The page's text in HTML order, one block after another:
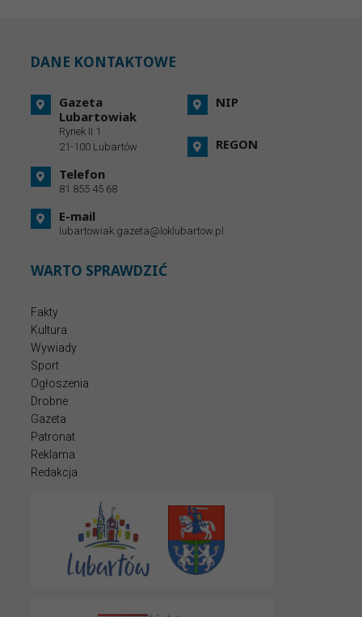
DANE KONTAKTOWE
Gazeta
Lubartowiak
Rynek II 1
21-100 Lubartów
Telefon
81 855 45 68
E-mail
lubartowiak.gazeta@loklubartow.pl
NIP
REGON
WARTO SPRAWDZIĆ
Fakty
Kultura
Wywiady
Sport
Ogłoszenia
Drobne
Gazeta
Patronat
Reklama
Redakcja